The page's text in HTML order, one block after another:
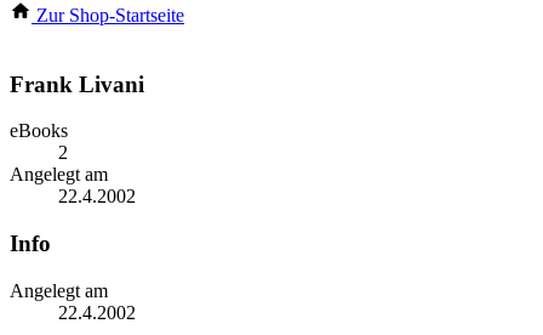
Zur Shop-Startseite
Frank Livani
eBooks
2
Angelegt am
22.4.2002
Info
Angelegt am
22.4.2002